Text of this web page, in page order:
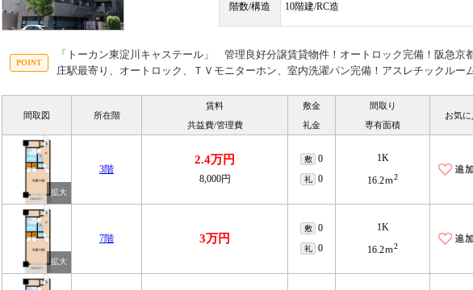
階数/構造 10階建/RC造
「トーカン東淀川キャステール」 管理良好分譲賃貸物件！オートロック完備！阪急京
庄駅最寄り、オートロック、ＴＶモニターホン、室内洗濯パン完備！アスレチックルー
間取図 所在階
賃料
共益費/管理費
敷金
礼金
間取り
専有面積
お気に
3階
2.4万円
8,000円
敷 0
礼 0
1K
16.2ｍ2
7階 3万円
敷 0
礼 0
1K
16.2ｍ2